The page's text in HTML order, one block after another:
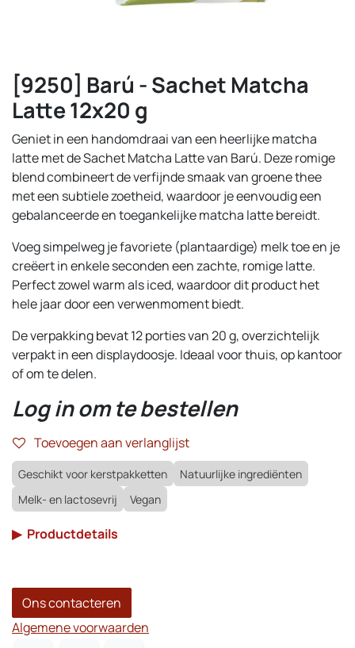
[9250] Barú - Sachet Matcha
Latte 12x20 g
Geniet in een handomdraai van een heerlijke matcha
latte met de Sachet Matcha Latte van Barú. Deze romige
blend combineert de verfijnde smaak van groene thee
met een subtiele zoetheid, waardoor je eenvoudig een
gebalanceerde en toegankelijke matcha latte bereidt.
Voeg simpelweg je favoriete (plantaardige) melk toe en je
creëert in enkele seconden een zachte, romige latte.
Perfect zowel warm als iced, waardoor dit product het
hele jaar door een verwenmoment biedt.
De verpakking bevat 12 porties van 20 g, overzichtelijk
verpakt in een displaydoosje. Ideaal voor thuis, op kantoor
of om te delen.
Log in om te bestellen
Toevoegen aan verlanglijst
Geschikt voor kerstpakketten
Natuurlijke ingrediënten
Melk- en lactosevrij
Vegan
▶ Productdetails
Ons contacteren
Algemene voorwaarden